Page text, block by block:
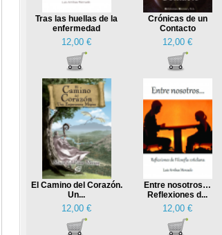
Tras las huellas de la
enfermedad
12,00 €
Crónicas de un
Contacto
12,00 €
El Camino del Corazón.
Un...
12,00 €
Entre nosotros…
Reflexiones d...
12,00 €